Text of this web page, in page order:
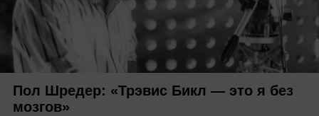
Пол Шредер: «Трэвис Бикл — это я без
мозгов»